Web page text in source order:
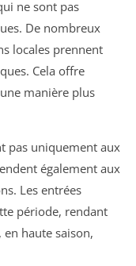
ne sont pas
De nombreux
locales prennent
Cela offre
manière plus
pas uniquement aux
également aux
Les entrées
période, rendant
haute saison,